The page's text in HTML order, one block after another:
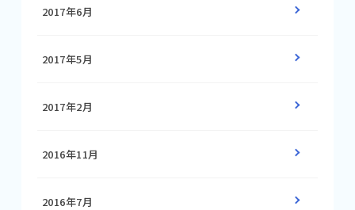
2017年6月
2017年5月
2017年2月
2016年11月
2016年7月